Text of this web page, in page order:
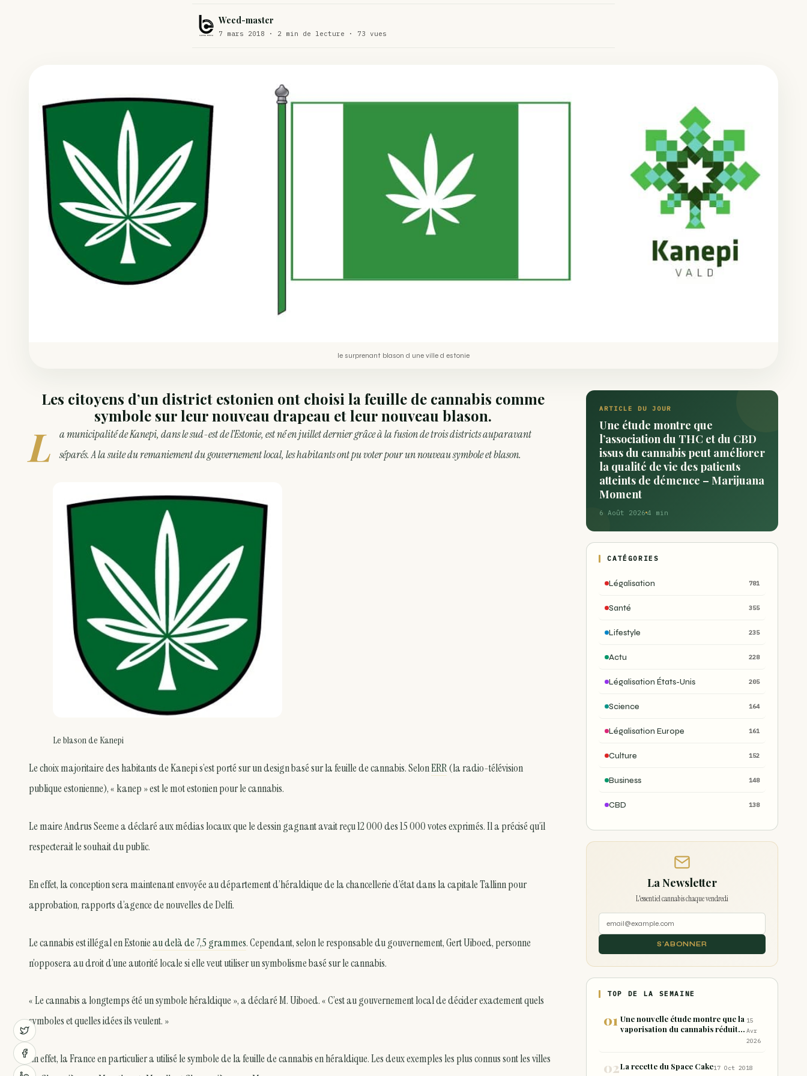
Étude : L’extrait de cannabis, un traitement efficace contre les maux de dos… ACTU
Weed-master
7 mars 2018 · 2 min de lecture · 73 vues
le surprenant blason d une ville d estonie
Les citoyens d’un district estonien ont choisi la feuille de cannabis comme
symbole sur leur nouveau drapeau et leur nouveau blason.
L
a municipalité de Kanepi, dans le sud-est de l’Estonie, est né en juillet dernier grâce à la fusion de trois districts auparavant
séparés. A la suite du remaniement du gouvernement local, les habitants ont pu voter pour un nouveau symbole et blason.
Le blason de Kanepi
Le choix majoritaire des habitants de Kanepi s’est porté sur un design basé sur la feuille de cannabis. SelonERR(la radio-télévision
publique estonienne), « kanep » est le mot estonien pour le cannabis.
Le maire Andrus Seeme a déclaré aux médias locaux que le dessin gagnant avait reçu 12 000 des 15 000 votes exprimés. Il a précisé qu’il
respecterait le souhait du public.
En effet, la conception sera maintenant envoyée au département d’héraldique de la chancellerie d’état dans la capitale Tallinn pour
approbation, rapports d’agence de nouvelles de Delfi.
Le cannabis est illégal en Estonieau delà de 7,5 grammes. Cependant, selon le responsable du gouvernement, Gert Uiboed, personne
n’opposera au droit d’une autorité locale si elle veut utiliser un symbolisme basé sur le cannabis.
« Le cannabis a longtemps été un symbole héraldique », a déclaré M. Uiboed. « C’est au gouvernement local de décider exactement quels
symboles et quelles idées ils veulent. »
En effet, la France en particulier a utilisé le symbole de la feuille de cannabis en héraldique. Les deux exemples les plus connus sont les villes
ARTICLE DU JOUR
Une étude montre que
l’association du THC et du CBD
issus du cannabis peut améliorer
la qualité de vie des patients
atteints de démence – Marijuana
Moment
6 Août 2026 4 min
CATÉGORIES
Légalisation 781
Santé 355
Lifestyle 235
Actu 228
Légalisation États-Unis 205
Science 164
Légalisation Europe 161
Culture 152
Business 148
CBD 138
La Newsletter
L'essentiel cannabis chaque vendredi
S'ABONNER
TOP DE LA SEMAINE
Une nouvelle étude montre que la
vaporisation du cannabis réduit
joint
15
Avr
2026
La recette du Space Cake17 Oct 2018